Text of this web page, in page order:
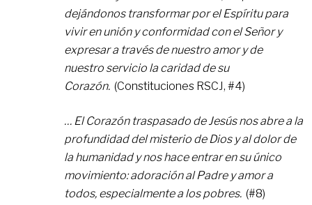
dejándonos transformar por el Espíritu para
vivir en unión y conformidad con el Señor y
expresar a través de nuestro amor y de
nuestro servicio la caridad de su
Corazón. (Constituciones RSCJ, #4)
… El Corazón traspasado de Jesús nos abre a la
profundidad del misterio de Dios y al dolor de
la humanidad y nos hace entrar en su único
movimiento: adoración al Padre y amor a
todos, especialmente a los pobres. (#8)